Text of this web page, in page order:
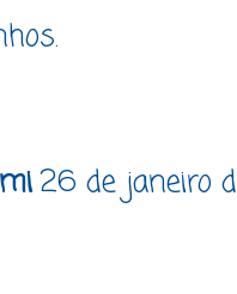
26 de janeiro